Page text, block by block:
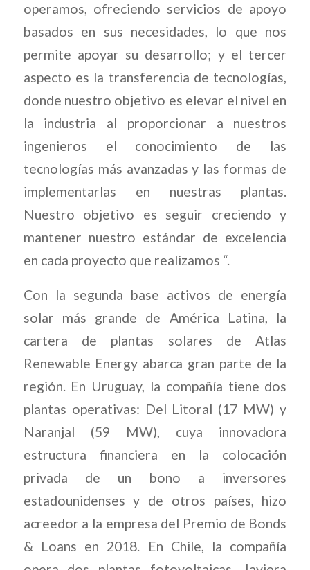
operamos, ofreciendo servicios de apoyo
basados en sus necesidades, lo que nos
permite apoyar su desarrollo; y el tercer
aspecto es la transferencia de tecnologías,
donde nuestro objetivo es elevar el nivel en
la industria al proporcionar a nuestros
ingenieros el conocimiento de las
tecnologías más avanzadas y las formas de
implementarlas en nuestras plantas.
Nuestro objetivo es seguir creciendo y
mantener nuestro estándar de excelencia
en cada proyecto que realizamos “.
Con la segunda base activos de energía
solar más grande de América Latina, la
cartera de plantas solares de Atlas
Renewable Energy abarca gran parte de la
región. En Uruguay, la compañía tiene dos
plantas operativas: Del Litoral (17 MW) y
Naranjal (59 MW), cuya innovadora
estructura financiera en la colocación
privada de un bono a inversores
estadounidenses y de otros países, hizo
acreedor a la empresa del Premio de Bonds
& Loans en 2018. En Chile, la compañía